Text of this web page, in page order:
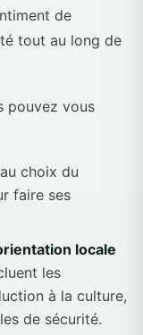
de
tout au long de
pouvez vous
choix du
faire ses
locale
les
à la culture,
de sécurité.